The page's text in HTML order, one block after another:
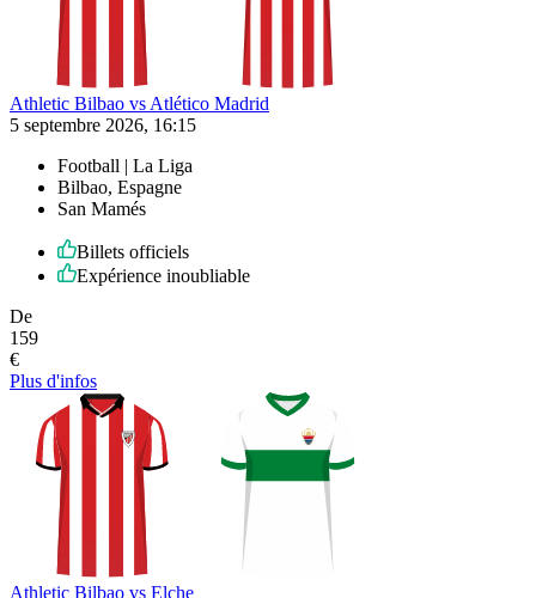
Athletic Bilbao vs Atlético Madrid
5 septembre 2026, 16:15
Football | La Liga
Bilbao, Espagne
San Mamés
Billets officiels
Expérience inoubliable
De
159
€
Plus d'infos
Athletic Bilbao vs Elche